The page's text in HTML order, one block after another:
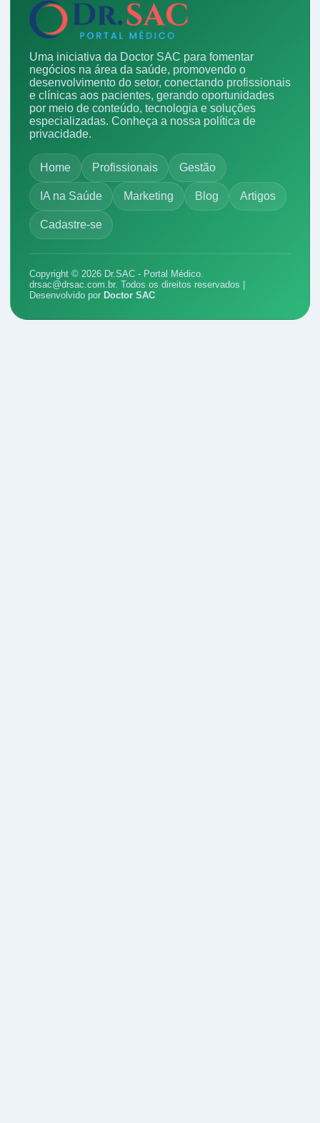
Uma iniciativa da Doctor SAC para fomentar
negócios na área da saúde, promovendo o
desenvolvimento do setor, conectando profissionais
e clínicas aos pacientes, gerando oportunidades
por meio de conteúdo, tecnologia e soluções
especializadas. Conheça a nossa política de
privacidade.
Home Profissionais Gestão
IA na Saúde Marketing Blog Artigos
Cadastre-se
Copyright © 2026 Dr.SAC - Portal Médico.
drsac@drsac.com.br. Todos os direitos reservados |
Desenvolvido por Doctor SAC